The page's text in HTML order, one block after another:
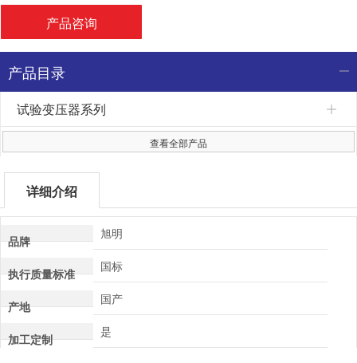
产品咨询
产品目录
试验变压器系列
查看全部产品
详细介绍
品牌 旭明
执行质量标准 国标
产地 国产
加工定制 是